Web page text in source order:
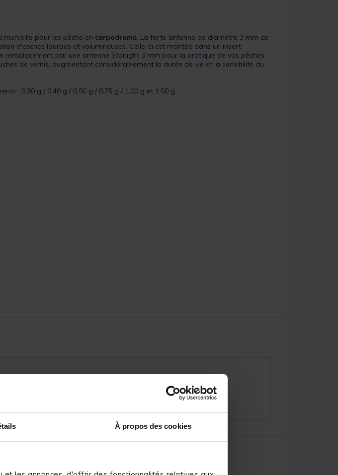
À propos des cookies
pour les pêche en carpodrome. La forte antenne de diamètre 3 mm de
d'esches lourdes et volumineuses. Celle-ci est montée dans un insert
par une antenne Starlight 3 mm pour la pratique de vos pêches
de vernis, augmentant considérablement la durée de vie et la sensibilité du
: 0,30 g / 0.40 g / 0,50 g / 0,75 g / 1,00 g et 1.50 g.